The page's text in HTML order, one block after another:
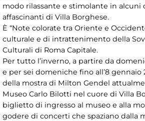
modo rilassante e stimolante in alcuni
affascinanti di Villa Borghese.
È “Note colorate tra Oriente e
culturale e di intrattenimento della
Culturali di Roma Capitale.
Per tutto l’inverno, a partire da
e per sei domeniche fino all’8 gennaio
della mostra di Milton Gendel
Museo Carlo Bilotti nel cuore di Villa
biglietto di ingresso al museo e alla
godere di concerti che spaziano dalla